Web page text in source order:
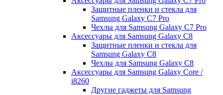
Защитные пленки и стекла для
Samsung Galaxy C7 Pro
Чехлы для Samsung Galaxy C7 Pro
Аксессуары для Samsung Galaxy C8
Защитные пленки и стекла для
Samsung Galaxy C8
Чехлы для Samsung Galaxy C8
Аксессуары для Samsung Galaxy Core /
i8260
Другие гаджеты для Samsung